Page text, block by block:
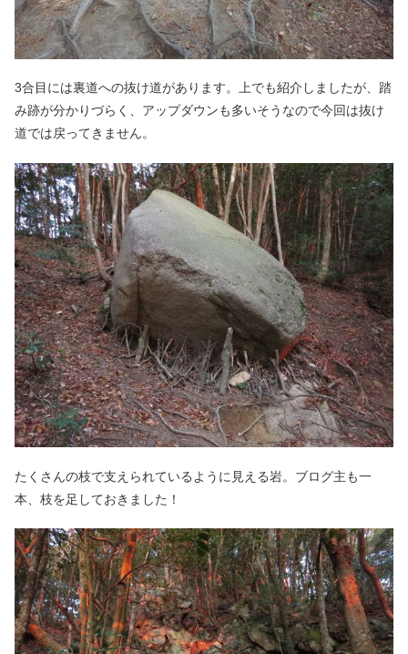
3合目には裏道への抜け道があります。上でも紹介しましたが、踏
み跡が分かりづらく、アップダウンも多いそうなので今回は抜け
道では戻ってきません。
たくさんの枝で支えられているように見える岩。ブログ主も一
本、枝を足しておきました！